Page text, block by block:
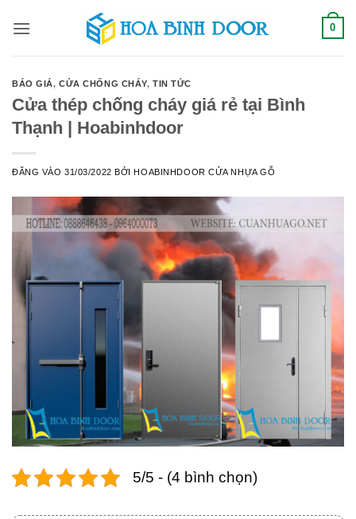
qua
0
BÁO GIÁ,CỬA CHỐNG CHÁY,TIN TỨC
Cửa thép chống cháy giá rẻ tại Bình
Thạnh | Hoabinhdoor
ĐĂNG VÀO31/03/2022 BỞIHOABINHDOOR CỬA NHỰA GỖ
5/5 - (4 bình chọn)